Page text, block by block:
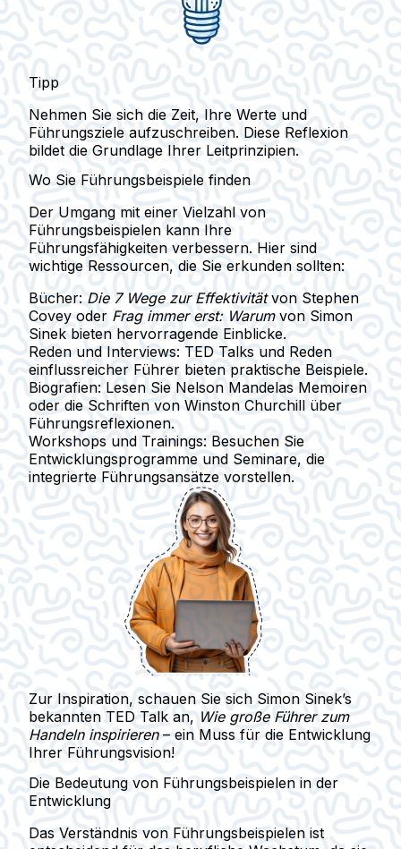
Tipp
Nehmen Sie sich die Zeit, Ihre Werte und
Führungsziele aufzuschreiben. Diese Reflexion
bildet die Grundlage Ihrer Leitprinzipien.
Wo Sie Führungsbeispiele finden
Der Umgang mit einer Vielzahl von
Führungsbeispielen kann Ihre
Führungsfähigkeiten verbessern. Hier sind
wichtige Ressourcen, die Sie erkunden sollten:
Bücher: Die 7 Wege zur Effektivitätvon Stephen
Covey oder Frag immer erst: Warumvon Simon
Sinek bieten hervorragende Einblicke.
Reden und Interviews: TED Talks und Reden
einflussreicher Führer bieten praktische Beispiele.
Biografien: Lesen Sie Nelson Mandelas Memoiren
oder die Schriften von Winston Churchill über
Führungsreflexionen.
Workshops und Trainings: Besuchen Sie
Entwicklungsprogramme und Seminare, die
integrierte Führungsansätze vorstellen.
Zur Inspiration, schauen Sie sich Simon Sinek’s
bekannten TED Talk an, Wie große Führer zum
Handeln inspirieren– ein Muss für die Entwicklung
Ihrer Führungsvision!
Die Bedeutung von Führungsbeispielen in der
Entwicklung
Das Verständnis von Führungsbeispielen ist